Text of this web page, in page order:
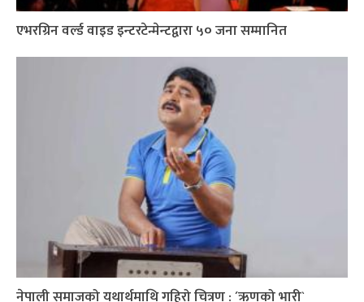
एभरग्रिन वर्ल्ड वाइड इन्टरटेन्मेन्टद्वारा ५० जना सम्मानित
नेपाली समाजको यथार्थमाथि गहिरो चित्रण : ´ऋणको भारी`